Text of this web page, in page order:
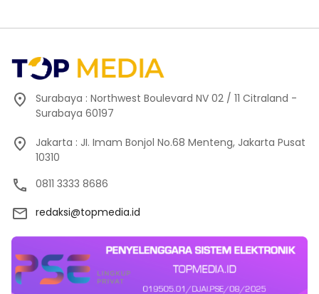
Surabaya : Northwest Boulevard NV 02 / 11 Citraland -
Surabaya 60197
Jakarta : JI. Imam Bonjol No.68 Menteng, Jakarta Pusat
10310
0811 3333 8686
redaksi@topmedia.id